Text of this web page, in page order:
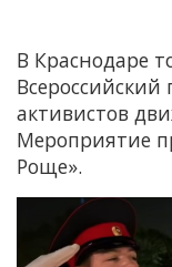
В Краснодаре
активистов
Мероприятие
Роще».